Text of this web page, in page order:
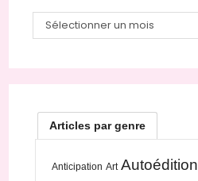
Archives
Sélectionner un mois
Articles par genre
Anticipation Art Autoédition